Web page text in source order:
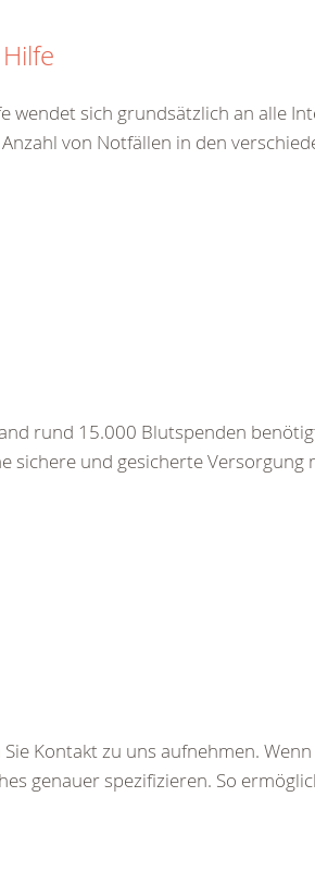
wendet sich grundsätzlich an alle
von Notfällen in den
rund 15.000 Blutspenden
sichere und gesicherte
Kontakt zu uns aufnehmen.
genauer spezifizieren. So